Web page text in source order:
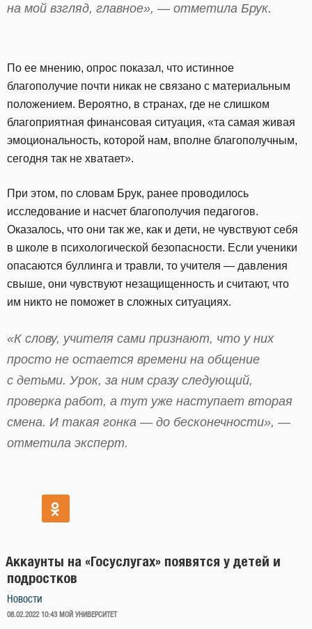
на мой взгляд, главное», — отметила Брук.
По ее мнению, опрос показал, что истинное
благополучие почти никак не связано с материальным
положением. Вероятно, в странах, где не слишком
благоприятная финансовая ситуация, «та самая живая
эмоциональность, которой нам, вполне благополучным,
сегодня так не хватает».
При этом, по словам Брук, ранее проводилось
исследование и насчет благополучия педагогов.
Оказалось, что они так же, как и дети, не чувствуют себя
в школе в психологической безопасности. Если ученики
опасаются буллинга и травли, то учителя — давления
свыше, они чувствуют незащищенность и считают, что
им никто не поможет в сложных ситуациях.
«К слову, учителя сами признают, что у них
просто не остается времени на общение
с детьми. Урок, за ним сразу следующий,
проверка работ, а тут уже наступает вторая
смена. И такая гонка — до бесконечности», —
отметила эксперт.
Аккаунты на «Госуслугах» появятся у детей и
подростков
Новости
ОПУБЛИКОВАНО
08.02.2022 10:43 МОЙ УНИВЕРСИТЕТ